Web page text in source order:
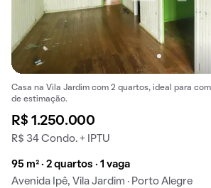
Casa na Vila Jardim com 2 quartos, ideal para
de estimação.
R$ 1.250.000
R$ 34 Condo. + IPTU
95 m² · 2 quartos · 1 vaga
Avenida Ipê, Vila Jardim · Porto Alegre